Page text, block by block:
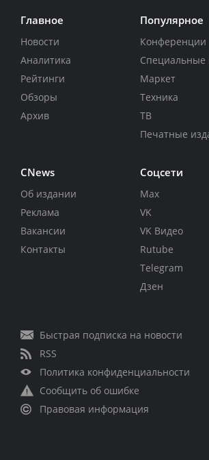
Главное
Новости
Аналитика
Рейтинги
Обзоры
Архив
Популярное
Конференции
Специальные
Маркет
Техника
ТВ
Печатные
CNews
Об издании
Реклама
Вакансии
Контакты
Соцсети
Max
VK
VK Видео
Rutube
Telegram
Дзен
Быстрая подписка на новости
RSS
Политика конфиденциальности
Сообщить об ошибке
Правовая информация